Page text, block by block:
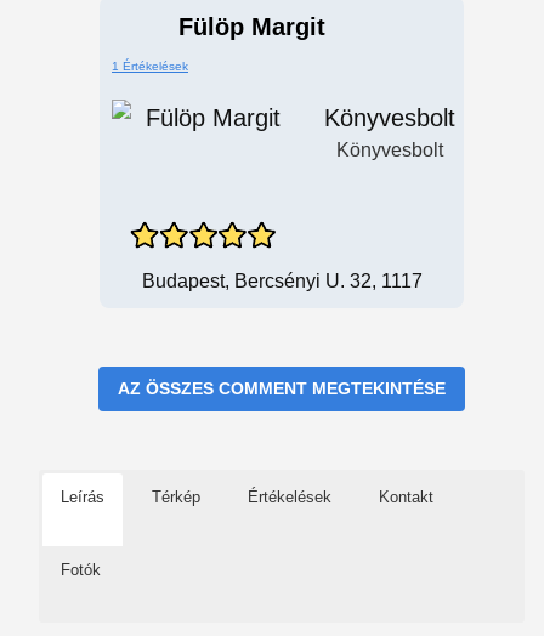
Fülöp Margit
1 Értékelések
Könyvesbolt
Könyvesbolt
Budapest, Bercsényi U. 32, 1117
AZ ÖSSZES COMMENT MEGTEKINTÉSE
Leírás Térkép Értékelések Kontakt
Fotók